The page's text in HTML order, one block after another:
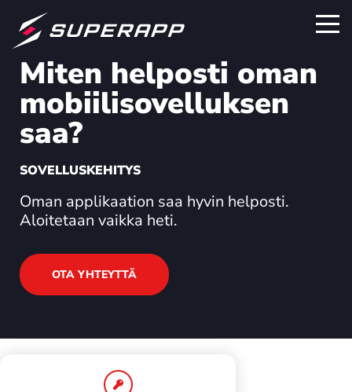
Miten helposti oman
mobiilisovelluksen
saa?
SOVELLUSKEHITYS
Oman applikaation saa hyvin helposti.
Aloitetaan vaikka heti.
OTA YHTEYTTÄ